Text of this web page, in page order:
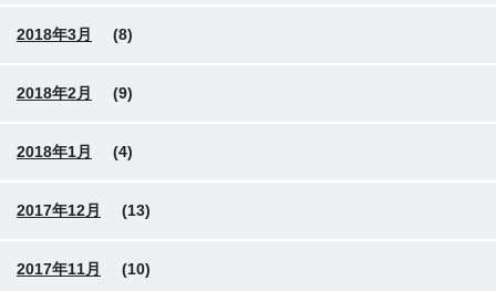
2018年3月 (8)
2018年2月 (9)
2018年1月 (4)
2017年12月 (13)
2017年11月 (10)